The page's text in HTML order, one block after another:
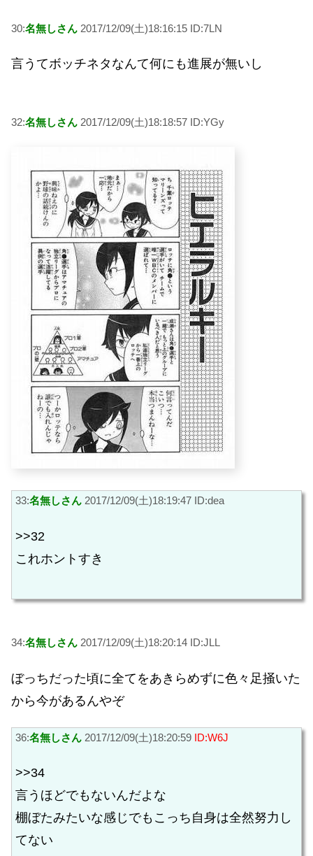
30:名無しさん 2017/12/09(土)18:16:15 ID:7LN
言うてボッチネタなんて何にも進展が無いし
32:名無しさん 2017/12/09(土)18:18:57 ID:YGy
33:名無しさん 2017/12/09(土)18:19:47 ID:dea
>>32
これホントすき
34:名無しさん 2017/12/09(土)18:20:14 ID:JLL
ぼっちだった頃に全てをあきらめずに色々足掻いた
から今があるんやぞ
36:名無しさん 2017/12/09(土)18:20:59 ID:W6J
>>34
言うほどでもないんだよな
棚ぼたみたいな感じでもこっち自身は全然努力し
てない